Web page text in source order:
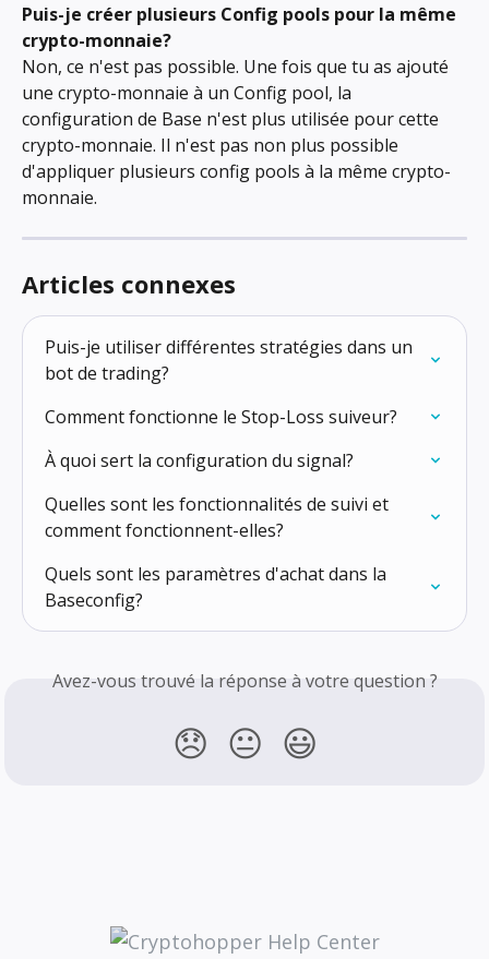
Puis-je créer plusieurs Config pools pour la même
crypto-monnaie?
Non, ce n'est pas possible. Une fois que tu as ajouté
une crypto-monnaie à un Config pool, la
configuration de Base n'est plus utilisée pour cette
crypto-monnaie. Il n'est pas non plus possible
d'appliquer plusieurs config pools à la même crypto-
monnaie.
Articles connexes
Puis-je utiliser différentes stratégies dans un
bot de trading?
Comment fonctionne le Stop-Loss suiveur?
À quoi sert la configuration du signal?
Quelles sont les fonctionnalités de suivi et
comment fonctionnent-elles?
Quels sont les paramètres d'achat dans la
Baseconfig?
Avez-vous trouvé la réponse à votre question ?
😞 😐 😃